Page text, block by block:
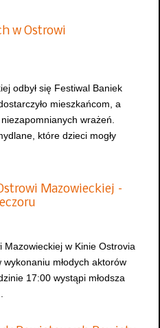
w Ostrowi
odbył się Festiwal Baniek
mieszkańcom, a
wrażeń.
które dzieci mogły
Mazowieckiej –
w Kinie Ostrovia
młodych aktorów
17:00 wystąpi młodsza